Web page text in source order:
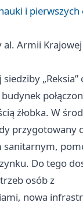
i pierwszych
Armii
„Reksia”
żłobka. W
przygotowany
sanitarnym,
Do tego
osób z
nowa